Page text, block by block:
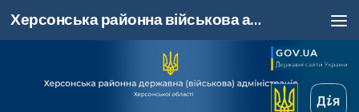
Skip to content Херсонська районна військова адміністрація, Херсонська область